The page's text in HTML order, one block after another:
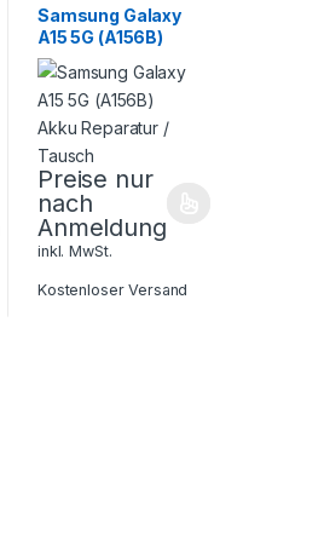
Samsung,
Smartphone
Reparatur
Samsung Galaxy
A15 5G (A156B)
Akku Reparatur /
Tausch
Preise nur
nach
Anmeldung
inkl. MwSt.
Kostenloser Versand